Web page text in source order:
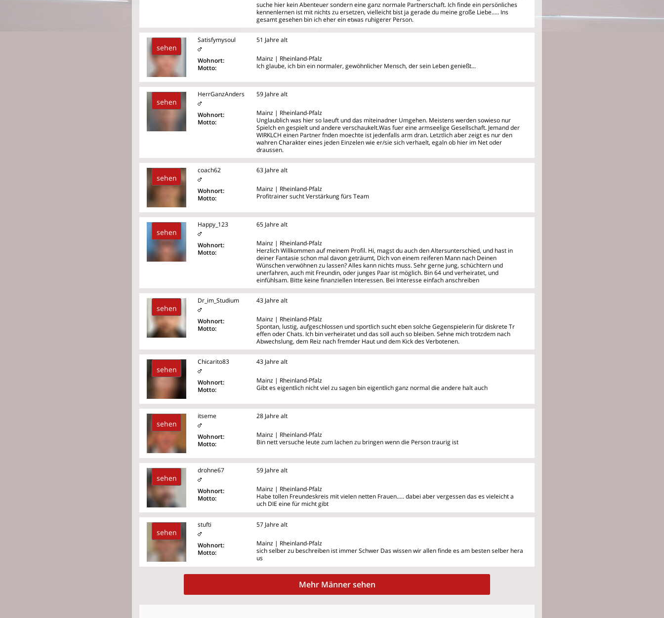
suche hier kein Abenteuer sondern eine ganz normale Partnerschaft. Ich finde ein persönliches
kennenlernen ist mit nichts zu ersetzen, vielleicht bist ja gerade du meine große Liebe..... Ins
gesamt gesehen bin ich eher ein etwas ruhigerer Person.
sehen
Satisfymysoul
Wohnort:
Motto:
51 Jahre alt
Mainz | Rheinland-Pfalz
Ich glaube, ich bin ein normaler, gewöhnlicher Mensch, der sein Leben genießt...
sehen
HerrGanzAnders
Wohnort:
Motto:
59 Jahre alt
Mainz | Rheinland-Pfalz
Unglaublich was hier so laeuft und das miteinadner Umgehen. Meistens werden sowieso nur
Spielch en gespielt und andere verschaukelt.Was fuer eine armseelige Gesellschaft. Jemand der
WIRKLCH einen Partner fnden moechte ist jedenfalls arm dran. Letztlich aber zeigt es nur den
wahren Charakter eines jeden Einzelen wie er/sie sich verhaelt, egaln ob hier im Net oder
draussen.
sehen
coach62
Wohnort:
Motto:
63 Jahre alt
Mainz | Rheinland-Pfalz
Profitrainer sucht Verstärkung fürs Team
sehen
Happy_123
Wohnort:
Motto:
65 Jahre alt
Mainz | Rheinland-Pfalz
Herzlich Willkommen auf meinem Profil. Hi, magst du auch den Altersunterschied, und hast in
deiner Fantasie schon mal davon geträumt, Dich von einem reiferen Mann nach Deinen
Wünschen verwöhnen zu lassen? Alles kann nichts muss. Sehr gerne jung, schüchtern und
unerfahren, auch mit Freundin, oder junges Paar ist möglich. Bin 64 und verheiratet, und
einfühlsam. Bitte keine finanziellen Interessen. Bei Interesse einfach anschreiben
sehen
Dr_im_Studium
Wohnort:
Motto:
43 Jahre alt
Mainz | Rheinland-Pfalz
Spontan, lustig, aufgeschlossen und sportlich sucht eben solche Gegenspielerin für diskrete Tr
effen oder Chats. Ich bin verheiratet und das soll auch so bleiben. Sehne mich trotzdem nach
Abwechslung, dem Reiz nach fremder Haut und dem Kick des Verbotenen.
sehen
Chicarito83
Wohnort:
Motto:
43 Jahre alt
Mainz | Rheinland-Pfalz
Gibt es eigentlich nicht viel zu sagen bin eigentlich ganz normal die andere halt auch
sehen
itseme
Wohnort:
Motto:
28 Jahre alt
Mainz | Rheinland-Pfalz
Bin nett versuche leute zum lachen zu bringen wenn die Person traurig ist
sehen
drohne67
Wohnort:
Motto:
59 Jahre alt
Mainz | Rheinland-Pfalz
Habe tollen Freundeskreis mit vielen netten Frauen..... dabei aber vergessen das es vieleicht a
uch DIE eine für micht gibt
sehen
stufti
Wohnort:
Motto:
57 Jahre alt
Mainz | Rheinland-Pfalz
sich selber zu beschreiben ist immer Schwer Das wissen wir allen finde es am besten selber hera
us
Mehr Männer sehen